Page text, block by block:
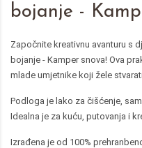
bojanje -
Započnite kreativnu avanturu s
bojanje - Kamper snova! Ova
mlade umjetnike koji žele
Podloga je lako za čišćenje,
Idealna je za kuću, putovanja i
Izrađena je od 100%